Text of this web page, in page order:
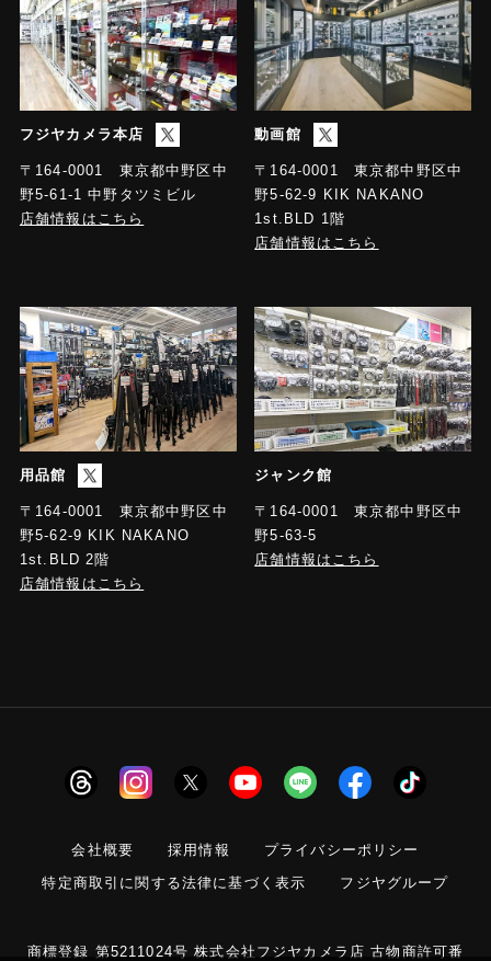
フジヤカメラ本店
〒164-0001 東京都中野区中
野5-61-1 中野タツミビル
店舗情報はこちら
動画館
〒164-0001 東京都中野区中
野5-62-9 KIK NAKANO
1st.BLD 1階
店舗情報はこちら
用品館
〒164-0001 東京都中野区中
野5-62-9 KIK NAKANO
1st.BLD 2階
店舗情報はこちら
ジャンク館
〒164-0001 東京都中野区中
野5-63-5
店舗情報はこちら
会社概要 採用情報
プライバシーポリシー
特定商取引に関する法律に基づく表示
フジヤグループ
商標登録 第5211024号 株式会社フジヤカメラ店 古物商許可番